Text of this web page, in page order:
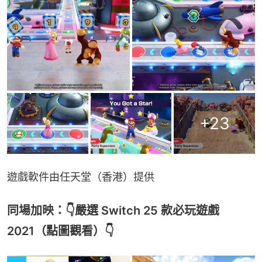
+23
遊戲軟件由任天堂（香港）提供
同場加映：👇嚴選 Switch 25 款必玩遊戲
2021（點圖觀看）👇